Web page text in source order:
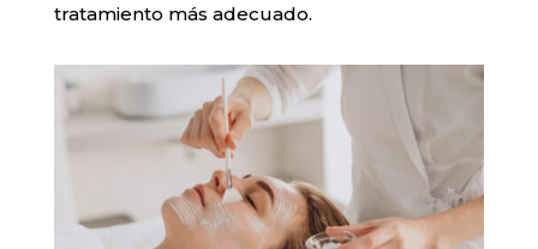
tratamiento más adecuado.